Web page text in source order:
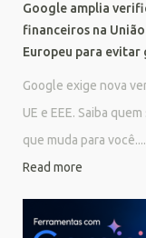
Google amplia
financeiros na
Europeu para evitar
Google exige nova
UE e EEE. Saiba
que muda para você....
Read more